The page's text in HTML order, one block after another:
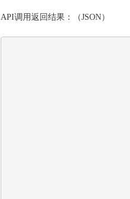
API调用返回结果：（JSON）